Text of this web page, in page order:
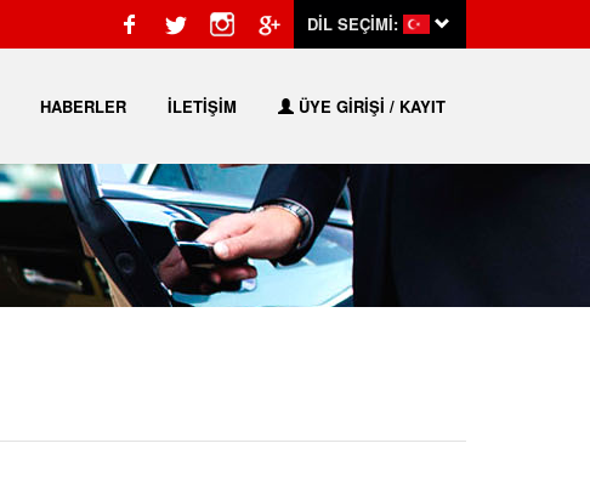
DİL SEÇİMİ:
HABERLER İLETİŞİM ÜYE GİRİŞİ / KAYIT